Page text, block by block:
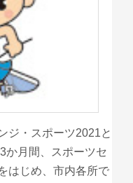
ジ・スポーツ2021と
か月間、スポーツセ
はじめ、市内各所で